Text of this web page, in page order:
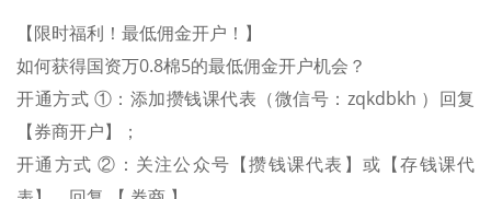
【限时福利！最低佣金开户！】
如何获得国资万0.8棉5的最低佣金开户机会？
开通方式 ①：添加攒钱课代表（微信号：zqkdbkh ）回复
【券商开户】；
开通方式 ②：关注公众号【攒钱课代表】或【存钱课代